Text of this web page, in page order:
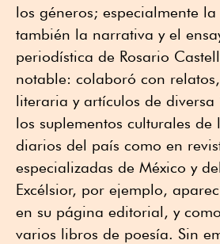
los géneros; especialmente
también la narrativa y el
periodística de Rosario
notable: colaboró con
literaria y artículos de
los suplementos culturales de
diarios del país como en
especializadas de México y
Excélsior, por ejemplo,
en su página editorial, y
varios libros de poesía. Sin